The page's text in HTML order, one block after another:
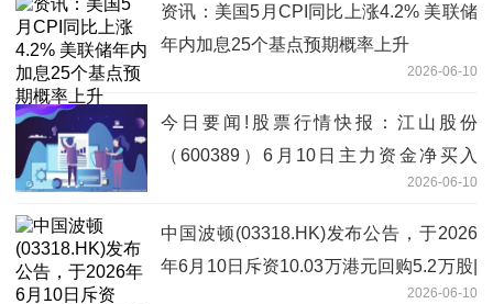
资讯：美国5月CPI同比上涨4.2% 美联储
年内加息25个基点预期概率上升
2026-06-10
今日要闻!股票行情快报：江山股份
（600389）6月10日主力资金净买入
2026-06-10
中国波顿(03318.HK)发布公告，于2026
年6月10日斥资10.03万港元回购5.2万股|
2026-06-10